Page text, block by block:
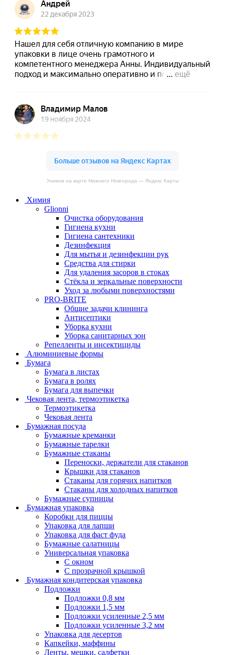
Уником на карте Нижнего Новгорода — Яндекс Карты
Химия
Glionni
Очистка оборудования
Гигиена кухни
Гигиена сантехники
Дезинфекция
Для мытья и дезинфекции рук
Средства для стирки
Для удаления засоров в стоках
Стёкла и зеркальные поверхности
Уход за любыми поверхностями
PRO-BRITE
Общие задачи клининга
Антисептики
Уборка кухни
Уборка санитарных зон
Репелленты и инсектициды
Алюминиевые формы
Бумага
Бумага в листах
Бумага в ролях
Бумага для выпечки
Чековая лента, термоэтикетка
Термоэтикетка
Чековая лента
Бумажная посуда
Бумажные креманки
Бумажные тарелки
Бумажные стаканы
Переноски, держатели для стаканов
Крышки для стаканов
Стаканы для горячих напитков
Стаканы для холодных напитков
Бумажные супницы
Бумажная упаковка
Коробки для пиццы
Упаковка для лапши
Упаковка для фаст фуда
Бумажные салатницы
Универсальная упаковка
С окном
С прозрачной крышкой
Бумажная кондитерская упаковка
Подложки
Подложки 0,8 мм
Подложки 1,5 мм
Подложки усиленные 2,5 мм
Подложки усиленные 3,2 мм
Упаковка для десертов
Капкейки, маффины
Ленты, мешки, салфетки